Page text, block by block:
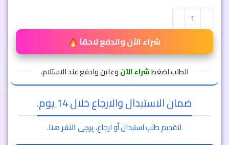
شراء الآن والدفع لاحقاً
للطلب اضغطشراء الآنوعاين وادفع عند الاستلام.
ضمان الاستبدال والارجاع خلال 14 يوم.
لتقديم طلب استبدال أو ارجاع،يرجى النقر هنا.